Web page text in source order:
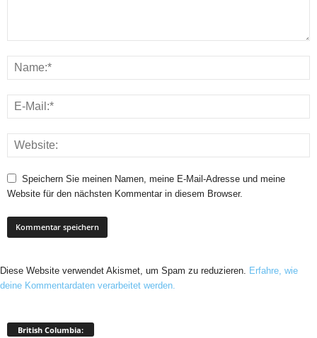
Speichern Sie meinen Namen, meine E-Mail-Adresse und meine
Website für den nächsten Kommentar in diesem Browser.
Diese Website verwendet Akismet, um Spam zu reduzieren.
Erfahre, wie
deine Kommentardaten verarbeitet werden.
British Columbia: